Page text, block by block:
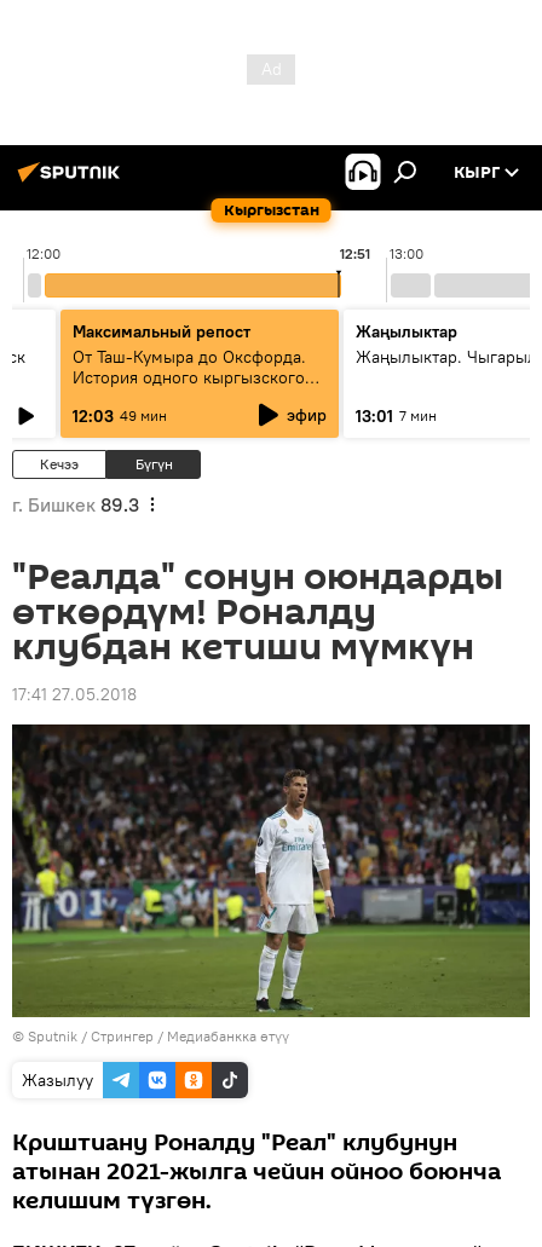
Кыргызстан
КЫРГ
12:00 13:00
12:51
Максимальный репост
От Таш-Кумыра до Оксфорда.
История одного кыргызского
12:03 49 мин эфир
Жаңылыктар
Жаңылыктар.
13:01 7 мин
Кечээ Бүгүн
г. Бишкек 89.3
"Реалда" сонун оюндарды
өткөрдүм! Роналду
клубдан кетиши мүмкүн
17:41 27.05.2018
© Sputnik / Стрингер / Медиабанкка өтүү
Жазылуу
Криштиану Роналду "Реал" клубунун
атынан 2021-жылга чейин ойноо боюнча
келишим түзгөн.